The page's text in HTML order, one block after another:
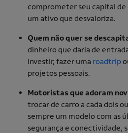
comprometer seu capital de
um ativo que desvaloriza.
Quem não quer se
dinheiro que daria de
investir, fazer uma roadtrip
projetos pessoais.
Motoristas que adoram
trocar de carro a cada dois
sempre um modelo com as
segurança e conectividade,